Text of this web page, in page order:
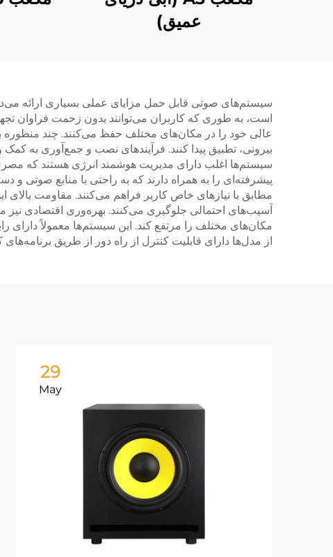
عمیق)
سیستم‌های صوتی قابل حمل مزایای عملی بسیاری ارائه
است، به طوری که کاربران می‌توانند بدون زحمت فراوان
عالی خود را در مکان‌های مختلف حفظ می‌کنند. چند منظوره
بیرونی، تطبیق پیدا کنند. فرآیندهای نصب و جمع‌آوری به
سیستم‌ها اغلب دارای مدیریت هوشمند انرژی هستند که
پیشرفته‌ای را به همراه دارند که به راحتی با منابع صوتی
مطابق با نیازهای خاص کاربر فراهم می‌کنند. مقاومت
آسیب‌های احتمالی جلوگیری می‌کنند. بهره‌وری اقتصادی
مکان‌های مختلف را مرتفع کند. این سیستم‌ها معمولاً
از مدل‌ها دارای قابلیت کنترل از راه دور از طریق
29
May